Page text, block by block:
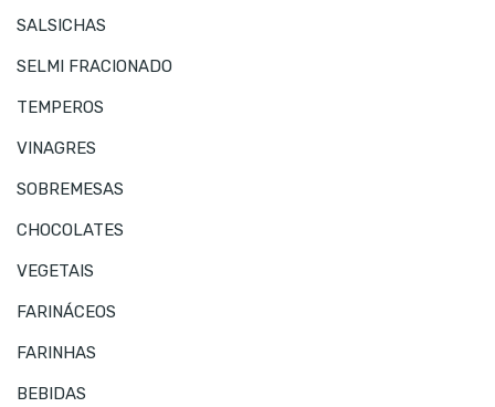
SALSICHAS
SELMI FRACIONADO
TEMPEROS
VINAGRES
SOBREMESAS
CHOCOLATES
VEGETAIS
FARINÁCEOS
FARINHAS
BEBIDAS